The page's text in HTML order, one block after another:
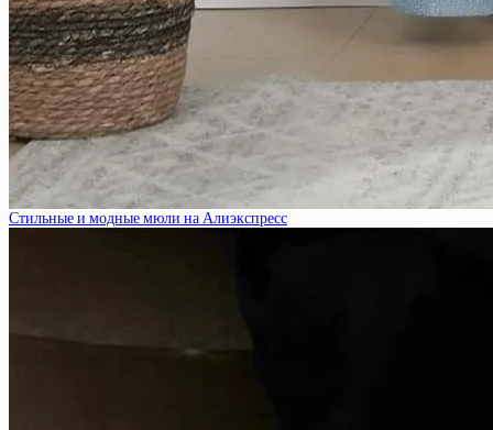
Стильные и модные мюли на Алиэкспресс